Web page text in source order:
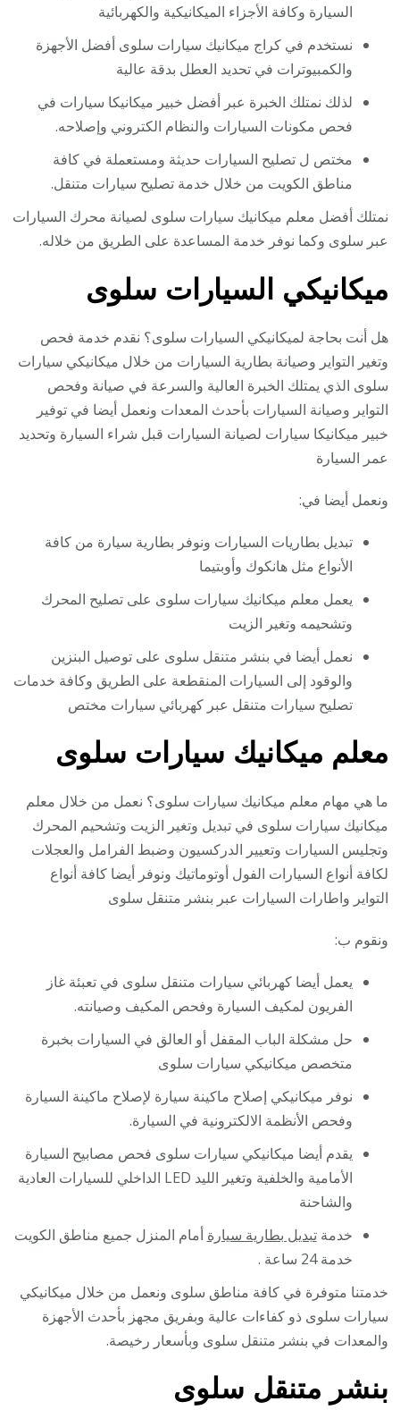
السيارة وكافة الأجزاء الميكانيكية والكهربائية
نستخدم في كراج ميكانيك سيارات سلوى أفضل الأجهزة
والكمبيوترات في تحديد العطل بدقة عالية
لذلك نمتلك الخبرة عبر أفضل خبير ميكانيكا سيارات في
فحص مكونات السيارات والنظام الكتروني وإصلاحه.
مختص ل تصليح السيارات حديثة ومستعملة في كافة
مناطق الكويت من خلال خدمة تصليح سيارات متنقل.
نمتلك أفضل معلم ميكانيك سيارات سلوى لصيانة محرك السيارات
عبر سلوى وكما نوفر خدمة المساعدة على الطريق من خلاله.
ميكانيكي السيارات سلوى
هل أنت بحاجة لميكانيكي السيارات سلوى؟ نقدم خدمة فحص
وتغير التواير وصيانة بطارية السيارات من خلال ميكانيكي سيارات
سلوى الذي يمتلك الخبرة العالية والسرعة في صيانة وفحص
التواير وصيانة السيارات بأحدث المعدات ونعمل أيضا في توفير
خبير ميكانيكا سيارات لصيانة السيارات قبل شراء السيارة وتحديد
عمر السيارة
ونعمل أيضا في:
تبديل بطاريات السيارات ونوفر بطارية سيارة من كافة
الأنواع مثل هانكوك وأوبتيما
يعمل معلم ميكانيك سيارات سلوى على تصليح المحرك
وتشحيمه وتغير الزيت
نعمل أيضا في بنشر متنقل سلوى على توصيل البنزين
والوقود إلى السيارات المنقطعة على الطريق وكافة خدمات
تصليح سيارات متنقل عبر كهربائي سيارات مختص
معلم ميكانيك سيارات سلوى
ما هي مهام معلم ميكانيك سيارات سلوى؟ نعمل من خلال معلم
ميكانيك سيارات سلوى في تبديل وتغير الزيت وتشحيم المحرك
وتجليس السيارات وتعيير الدركسيون وضبط الفرامل والعجلات
لكافة أنواع السيارات الفول أوتوماتيك ونوفر أيضا كافة أنواع
التواير واطارات السيارات عبر بنشر متنقل سلوى
ونقوم ب:
يعمل أيضا كهربائي سيارات متنقل سلوى في تعبئة غاز
الفريون لمكيف السيارة وفحص المكيف وصيانته.
حل مشكلة الباب المقفل أو العالق في السيارات بخبرة
متخصص ميكانيكي سيارات سلوى
نوفر ميكانيكي إصلاح ماكينة سيارة لإصلاح ماكينة السيارة
وفحص الأنظمة الالكترونية في السيارة.
يقدم أيضا ميكانيكي سيارات سلوى فحص مصابيح السيارة
الأمامية والخلفية وتغير الليد LED الداخلي للسيارات العادية
والشاحنة
خدمةتبديل بطارية سيارة أمام المنزل جميع مناطق الكويت
خدمة 24 ساعة .
خدمتنا متوفرة في كافة مناطق سلوى ونعمل من خلال ميكانيكي
سيارات سلوى ذو كفاءات عالية وبفريق مجهز بأحدث الأجهزة
والمعدات في بنشر متنقل سلوى وبأسعار رخيصة.
بنشر متنقل سلوى